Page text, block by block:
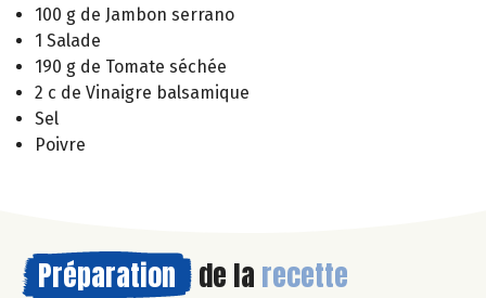
100 g de Jambon serrano
1 Salade
190 g de Tomate séchée
2 c de Vinaigre balsamique
Sel
Poivre
Préparation de la recette